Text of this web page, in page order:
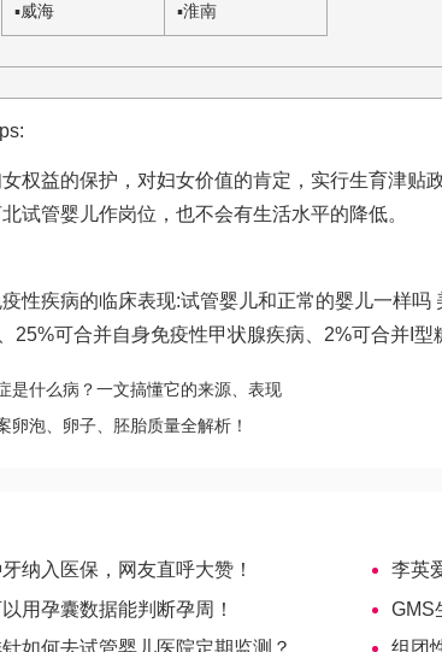
▪威海 ▪淮南
ps:
权益的保护，对妇女价值的肯定，实行生育津贴
试管婴儿作岗位，也不会有生活水平的降低。
性疾病的临床表现:试管婴儿和正常的婴儿一样吗
25%可合并自身免疫性甲状腺疾病、2%可合并I型
是什么病？一文搞懂它的来源、表现
卵泡、卵子、胚胎质量全解析！
纳入医保，网友直呼大赞！
李英
用孕囊数据能判断孕周！
GMS
如何去试管婴儿医院定期监测？
组团